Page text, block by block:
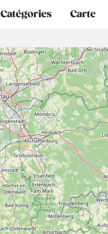
Catégories Carte